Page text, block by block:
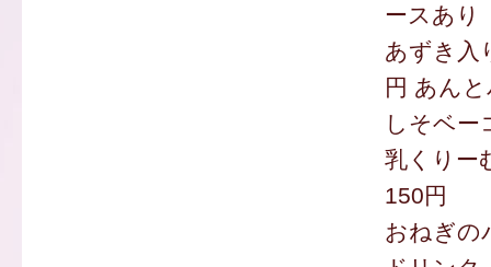
ースあり
あずき入
円 あん
しそベ
乳くりー
150円
おねぎ